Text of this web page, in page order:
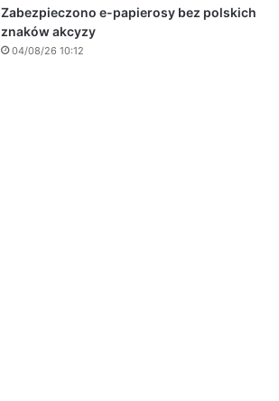
Zabezpieczono e-papierosy bez polskich
znaków akcyzy
04/08/26 10:12